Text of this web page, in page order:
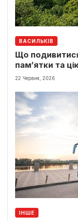
ВАСИЛЬКІВ
Що подивитися
пам’ятки та
22 Червня, 2026
ІНШЕ